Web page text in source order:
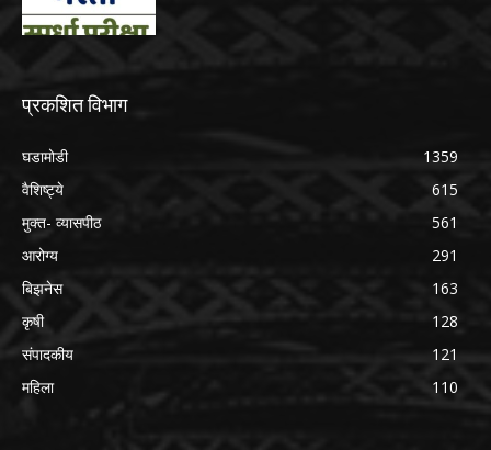
प्रकशित विभाग
घडामोडी
1359
वैशिष्ट्ये
615
मुक्त- व्यासपीठ
561
आरोग्य
291
बिझनेस
163
कृषी
128
संपादकीय
121
महिला
110